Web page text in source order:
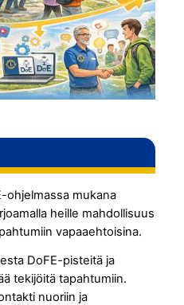
ohjelmassa mukana
heille mahdollisuus
vapaaehtoisina.
DoFE-pisteitä ja
tekijöitä tapahtumiin.
nuoriin ja